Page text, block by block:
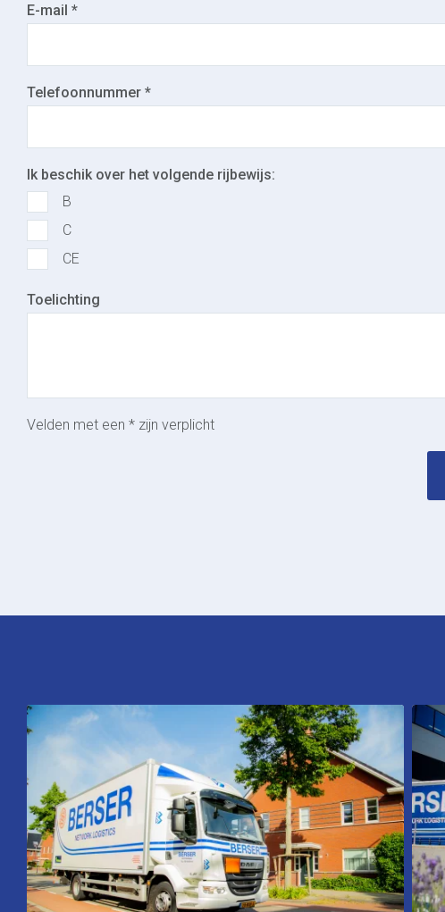
E-mail *
Telefoonnummer *
B
C
CE
Ik beschik over het volgende rijbewijs:
Toelichting
Velden met een * zijn verplicht